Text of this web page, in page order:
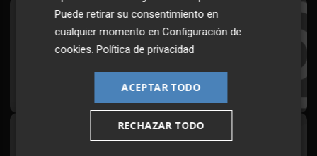
Suscríbete al Boletín
Todos los días a primera hora en tu email
¡Quiero suscribirme!
Síguenos en redes
Puede retirar su consentimiento en
cualquier momento enConfiguración de
cookies .Política de privacidad
ACEPTAR TODO
RECHAZAR TODO